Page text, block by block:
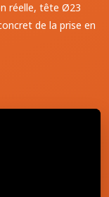
réelle, tête Ø23
de la prise en